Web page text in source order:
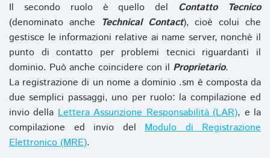
Il secondo ruolo è quello del Contatto Tecnico
(denominato anche Technical Contact), cioè colui che
gestisce le informazioni relative ai name server, nonchè il
punto di contatto per problemi tecnici riguardanti il
dominio. Può anche coincidere con il Proprietario.
La registrazione di un nome a dominio .sm è composta da
due semplici passaggi, uno per ruolo: la compilazione ed
invio dellaLettera Assunzione Responsabilità (LAR), e la
compilazione ed invio del Modulo di Registrazione
Elettronico (MRE).